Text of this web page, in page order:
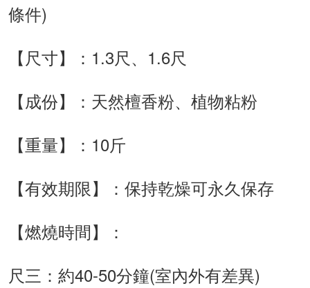
條件)
【尺寸】：1.3尺、1.6尺
【成份】：天然檀香粉、植物粘粉
【重量】：10斤
【有效期限】：保持乾燥可永久保存
【燃燒時間】：
尺三：約40-50分鐘(室內外有差異)